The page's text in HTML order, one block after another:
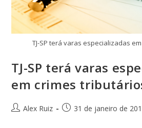
TJ-SP terá varas especializadas
TJ-SP terá varas
em crimes
Alex Ruiz 31 de janeiro de